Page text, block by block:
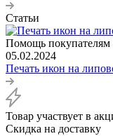
Статьи
Помощь покупателям
05.02.2024
Печать икон на
Товар участвует в
Скидка на доставку